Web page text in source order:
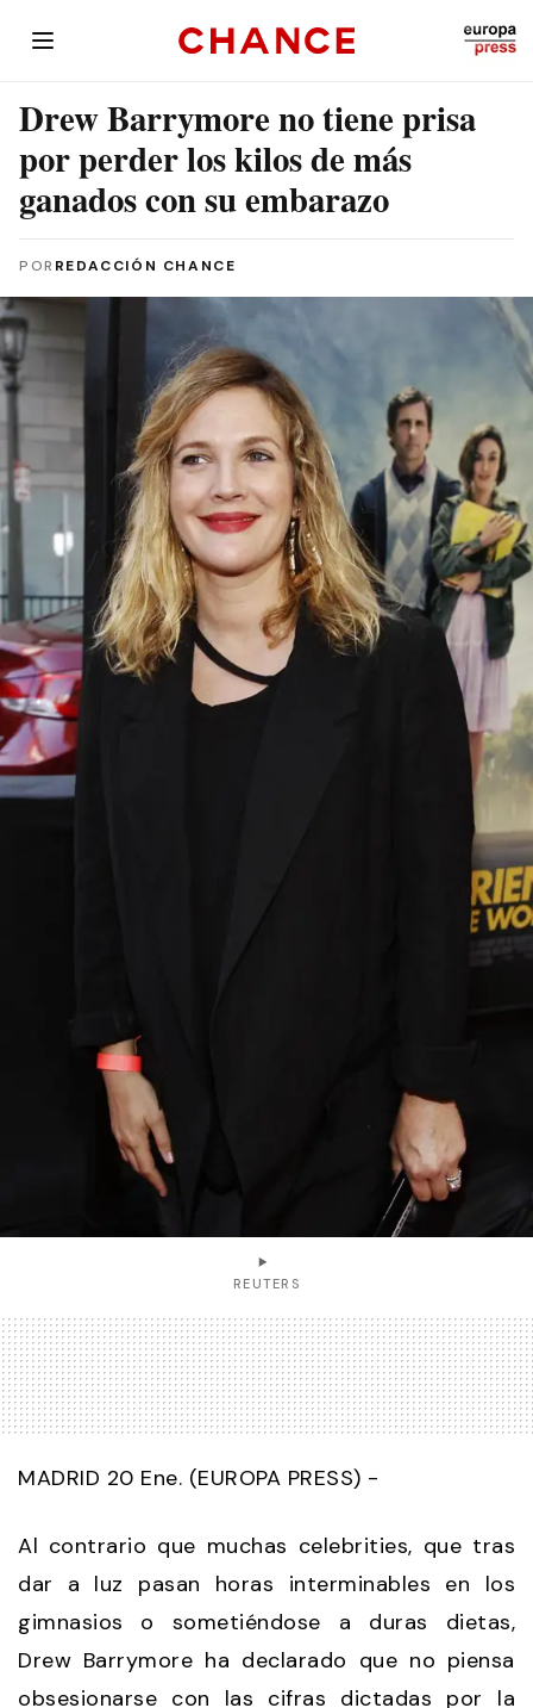
Drew Barrymore no tiene prisa
por perder los kilos de más
ganados con su embarazo
POR REDACCIÓN CHANCE
REUTERS
MADRID 20 Ene. (EUROPA PRESS) -
Al contrario que muchas celebrities, que tras
dar a luz pasan horas interminables en los
gimnasios o sometiéndose a duras dietas,
Drew Barrymore ha declarado que no piensa
obsesionarse con las cifras dictadas por la